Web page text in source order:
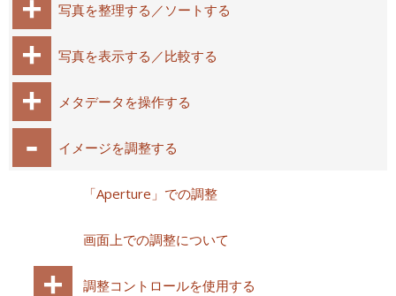
写真を整理する／ソートする
写真を表示する／比較する
メタデータを操作する
イメージを調整する
「Aperture」での調整
画面上での調整について
調整コントロールを使用する